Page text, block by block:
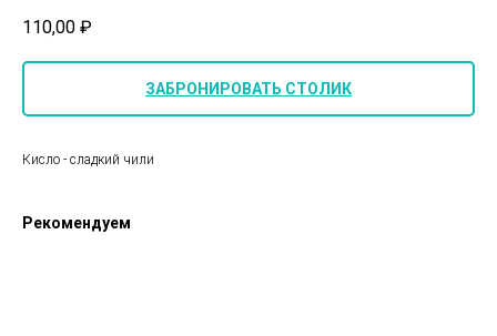
110,00 ₽
ЗАБРОНИРОВАТЬ СТОЛИК
Кисло - сладкий чили
Рекомендуем